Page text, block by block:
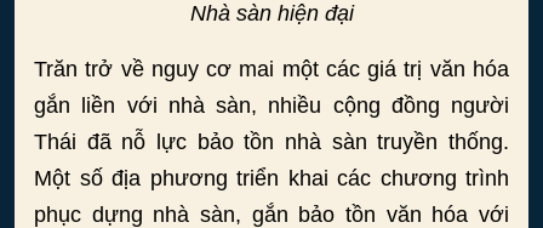
Nhà sàn hiện đại
Trăn trở về nguy cơ mai một các giá trị văn hóa
gắn liền với nhà sàn, nhiều cộng đồng người
Thái đã nỗ lực bảo tồn nhà sàn truyền thống.
Một số địa phương triển khai các chương trình
phục dựng nhà sàn, gắn bảo tồn văn hóa với